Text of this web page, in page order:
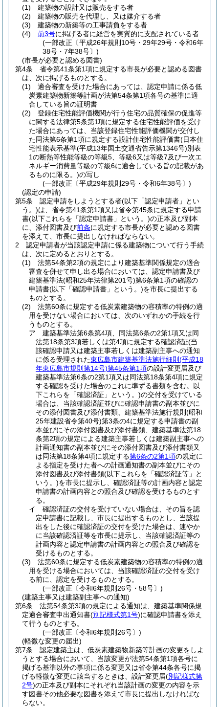
(1)
建築物の設計又は販売をする者
(2)
建築物の販売を代理し、又は媒介する者
(3)
建築物の新築等の工事請負をする者
(4)
前3号に掲げる者に経営を実質的に支配されている者
(一部改正〔平成26年規則10号・29年29号・令和6年
38号・7年38号〕)
(市長が必要と認める図書)
第4条
省令第41条第1項に規定する市長が必要と認める図書
は、次に掲げるものとする。
(1)
適合審査を受けた場合にあっては、認定申請に係る低
炭素建築物新築等計画が法第54条第1項各号の基準に適
合している旨の証明書
(2)
登録住宅性能評価機関が行う住宅の品質確保の促進等
に関する法律第5条第1項に規定する住宅性能評価を受け
た場合にあっては、当該登録住宅性能評価機関が交付し
た同法第6条第1項に規定する設計住宅性能評価書(日本住
宅性能表示基準(平成13年国土交通省告示第1346号)別表
1の断熱等性能等級の等級5、等級6又は等級7及び一次エ
ネルギー消費量等級の等級6に適合している旨の記載があ
るものに限る。)の写し
(一部改正〔平成29年規則29号・令和6年38号〕)
(認定の申請)
第5条
認定申請をしようとする者(以下「認定申請者」とい
う。)は、省令第41条第1項又は省令第45条に規定する申請
書(以下これらを「認定申請書」という。)の正本及び副本
に、添付図書及び前条に規定する市長が必要と認める図書
を添えて、市長に提出しなければならない。
2
認定申請者が当該認定申請に係る建築物について行う手続
は、次に定めるとおりとする。
(1)
法第54条第2項の規定により建築基準関係規定の適合
審査を併せて申し出る場合においては、認定申請書及び
建築基準法(昭和25年法律第201号)第6条第1項の確認の
申請書(以下「確認申請書」という。)を市長に提出する
ものとする。
(2)
法第60条に規定する低炭素建築物の容積率の特例の適
用を受けない場合においては、次のいずれかの手続を行
うものとする。
ア
建築基準法第6条第4項、同法第6条の2第1項又は同
法第18条第3項若しくは第4項に規定する確認済証(当
該確認申請又は建築主事若しくは建築副主事への通知
に係る受理された東広島市建築基準法施行細則 (平成18
年東広島市規則第14号)第45条第1項の設計変更届及び
建築基準法第6条の2第1項又は同法第18条第4項に規定
する確認を受けた場合のこれに準ずる書類を含む。以
下これらを「確認済証」という。)の交付を受けている
場合は、当該確認済証並びに確認申請書の副本並びに
その添付図書及び添付書類、建築基準法施行規則 (昭和
25年建設省令第40号)第3条の4に規定する申請書の副
本並びにその添付図書及び添付書類、建築基準法第18
条第2項の規定による建築主事若しくは建築副主事への
計画通知書の副本並びにその添付図書及び添付書類又
は同法第18条第4項に規定する第6条の2第1項の規定に
よる指定を受けた者への計画通知書の副本並びにその
添付図書及び添付書類(以下これらを「確認済証等」と
いう。)を市長に提示し、確認済証等の計画内容と認定
申請書の計画内容との照合及び確認を受けるものとす
る。
イ
確認済証の交付を受けていない場合は、その旨を認
定申請書に記載し、市長に提出するものとし、当該提
出をした後に確認済証の交付を受けた場合は、速やか
に当該確認済証等を市長に提示し、当該確認済証等の
計画内容と認定申請書の計画内容との照合及び確認を
受けるものとする。
(3)
法第60条に規定する低炭素建築物の容積率の特例の適
用を受ける場合においては、当該確認済証の交付を受け
る前に、認定を受けるものとする。
(一部改正〔令和6年規則26号・58号〕)
(建築主事又は建築副主事への通知)
第6条
法第54条第3項の規定による通知は、建築基準関係規
定適合審査申出通知書(別記様式第1号)に確認申請書を添え
て行うものとする。
(一部改正〔令和6年規則26号〕)
(軽微な変更の届出)
第7条
認定建築主は、低炭素建築物新築等計画の変更をしよ
うとする場合において、当該変更が法第54条第1項各号に
掲げる基準以外の事項に係る変更又は省令第44条各号に掲
げる軽微な変更に該当するときは、設計変更届(別記様式第
2号)の正本及び副本にそれぞれ当該計画の変更の内容を示
す図書その他必要な図書を添えて市長に提出しなければな
らない。